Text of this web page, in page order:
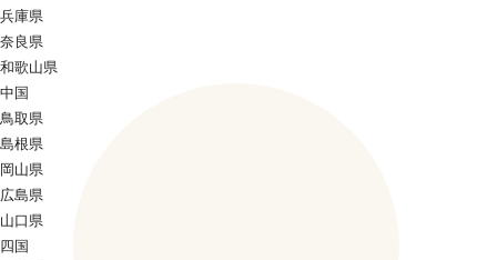
兵庫県
奈良県
和歌山県
中国
鳥取県
島根県
岡山県
広島県
山口県
四国